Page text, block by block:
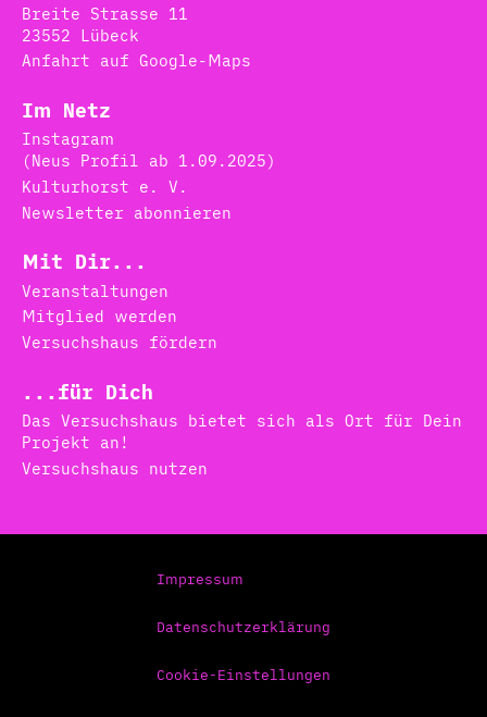
Breite Strasse 11
23552 Lübeck
Anfahrt auf Google-Maps
Im Netz
Instagram
(Neus Profil ab 1.09.2025)
Kulturhorst e. V.
Newsletter abonnieren
Mit Dir...
Veranstaltungen
Mitglied werden
Versuchshaus fördern
...für Dich
Das Versuchshaus bietet sich als Ort für Dein
Projekt an!
Versuchshaus nutzen
Impressum
Datenschutzerklärung
Cookie-Einstellungen